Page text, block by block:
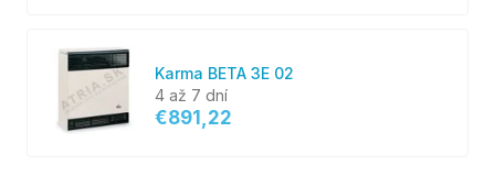
Karma BETA 3E 02
4 až 7 dní
€891,22